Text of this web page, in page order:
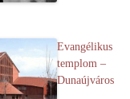
Evangélikus
templom –
Dunaújváros